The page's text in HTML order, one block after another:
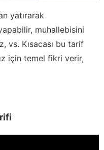
yatırarak
muhallebisini
vs. Kısacası bu tarif
için temel fikri verir,